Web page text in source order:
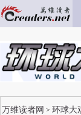
万维读者网 > 环球大